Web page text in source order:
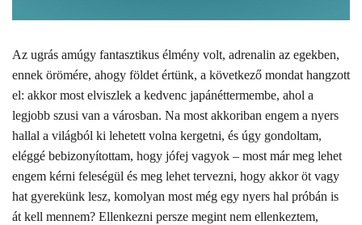
Az ugrás amúgy fantasztikus élmény volt, adrenalin az egekben,
ennek örömére, ahogy földet értünk, a következő mondat hangzott
el: akkor most elviszlek a kedvenc japánéttermembe, ahol a
legjobb szusi van a városban. Na most akkoriban engem a nyers
hallal a világból ki lehetett volna kergetni, és úgy gondoltam,
eléggé bebizonyítottam, hogy jófej vagyok – most már meg lehet
engem kérni feleségül és meg lehet tervezni, hogy akkor öt vagy
hat gyerekünk lesz, komolyan most még egy nyers hal próbán is
át kell mennem? Ellenkezni persze megint nem ellenkeztem,